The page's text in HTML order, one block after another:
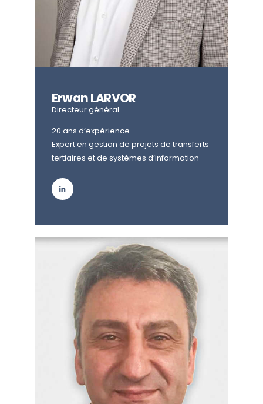
Erwan LARVOR
Directeur général
20 ans d’expérience
Expert en gestion de projets de transferts
tertiaires et de systèmes d’information